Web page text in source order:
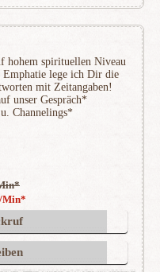
hohem spirituellen Niveau
lege ich Dir die
mit Zeitangaben!
unser Gespräch*
Channelings*
*
Min*